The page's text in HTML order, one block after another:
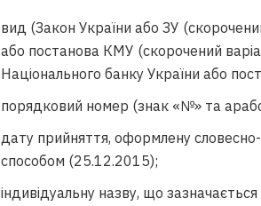
вид (Закон України або ЗУ
або постанова КМУ (скорочений
Національного банку України або
порядковий номер (знак «№» та
дату прийняття, оформлену
способом (25.12.2015);
індивідуальну назву, що